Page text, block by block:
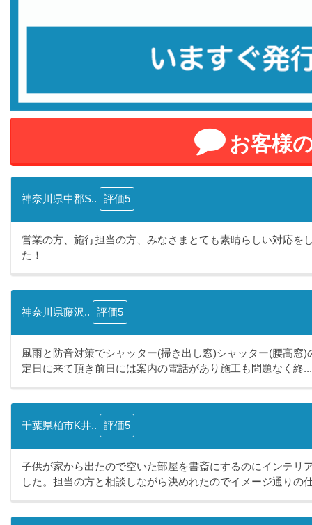
お客様
神奈川県中郡S.. 評価5
営業の方、施行担当の方、みなさまとても素晴らしい対応を
た！
神奈川県藤沢.. 評価5
風雨と防音対策でシャッター(掃き出し窓)シャッター(腰高窓
定日に来て頂き前日には案内の電話があり施工も問題なく終...
千葉県柏市K井.. 評価5
子供が家から出たので空いた部屋を書斎にするのにインテリ
した。担当の方と相談しながら決めれたのでイメージ通りの